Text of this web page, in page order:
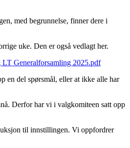
med begrunnelse, finner dere i
uke. Den er også vedlagt her.
Generalforsamling 2025.pdf
en del spørsmål, eller at ikke alle har
Derfor har vi i valgkomiteen satt opp
til innstillingen. Vi oppfordrer